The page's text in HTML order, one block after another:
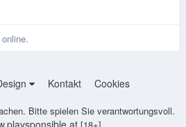
Kontakt Cookies
Bitte spielen Sie verantwortungsvoll.
[18+]